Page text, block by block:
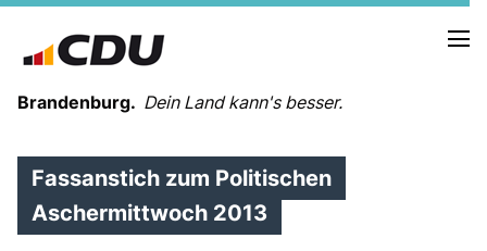
Brandenburg. Dein Land kann's besser.
MELDUNGEN
TERMINE
Fassanstich zum Politischen
Aschermittwoch 2013